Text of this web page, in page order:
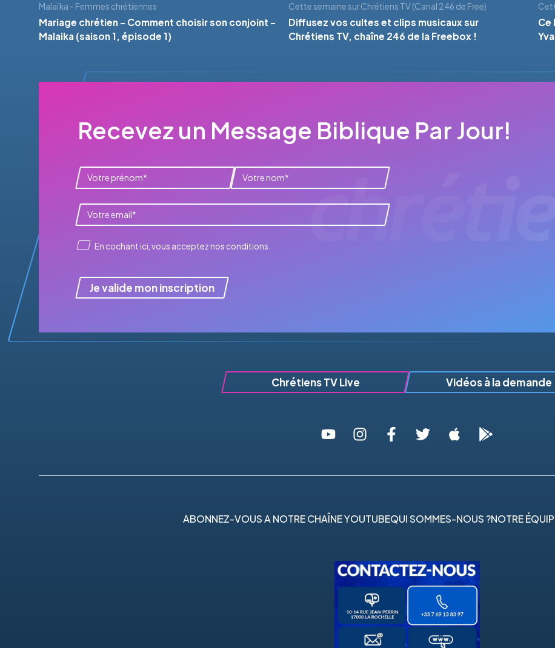
Malaïka - Femmes chrétiennes
Mariage chrétien - Comment choisir son conjoint -
Malaika (saison 1, épisode 1)
Cette semaine sur Chrétiens TV (Canal 246 de Free)
Diffusez vos cultes et clips musicaux sur
Chrétiens TV, chaîne 246 de la Freebox !
Ce
Recevez un Message Biblique Par Jour!
En cochant ici, vous acceptez nos conditions
Je valide mon inscription
Chrétiens TV Live Vidéos à la demande
ABONNEZ-VOUS A NOTRE CHAÎNE YOUTUBEQUI SOMMES-NOUS ?NOTRE